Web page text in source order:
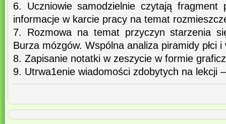
6. Uczniowie samodzielnie czytają fragment
informacje w karcie pracy na temat
7. Rozmowa na temat przyczyn starzenia
Burza mózgów. Wspólna analiza piramidy płci i
8. Zapisanie notatki w zeszycie w formie
9. Utrwa1enie wiadomości zdobytych na lekcji